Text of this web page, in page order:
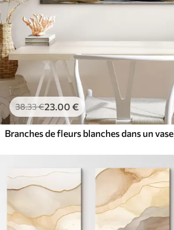
38.33€23 .00 €
Branches de fleurs blanches dans un vase